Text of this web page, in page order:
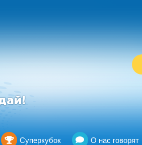
Суперкубок О нас говорят